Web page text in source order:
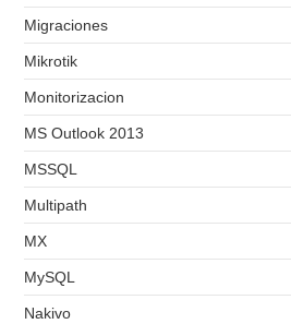
Migraciones
Mikrotik
Monitorizacion
MS Outlook 2013
MSSQL
Multipath
MX
MySQL
Nakivo